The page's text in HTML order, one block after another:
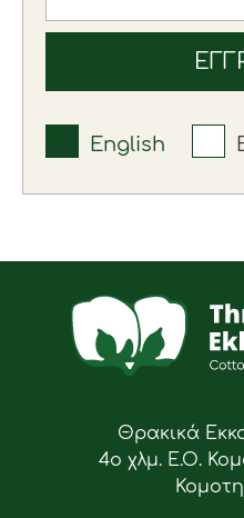
English
Θρακικά
4ο χλμ. Ε.Ο.